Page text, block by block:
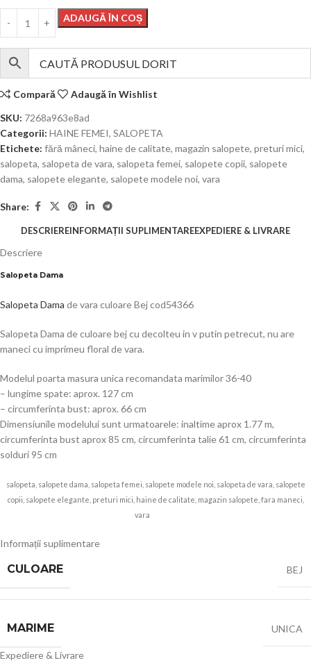
ADAUGĂ ÎN COȘ
Compară
Adaugă în Wishlist
SKU: 7268a963e8ad
Categorii: HAINE FEMEI, SALOPETA
Etichete: fără mâneci, haine de calitate, magazin salopete, preturi mici,
salopeta, salopeta de vara, salopeta femei, salopete copii, salopete
dama, salopete elegante, salopete modele noi, vara
Share:
DESCRIEREINFORMAȚII SUPLIMENTAREEXPEDIERE & LIVRARE
Descriere
Salopeta Dama
Salopeta Dama de vara culoare Bej cod54366
Salopeta Dama de culoare bej cu decolteu in v putin petrecut, nu are
maneci cu imprimeu floral de vara.
Modelul poarta masura unica recomandata marimilor 36-40
– lungime spate: aprox. 127 cm
– circumferinta bust: aprox. 66 cm
Dimensiunile modelului sunt urmatoarele: inaltime aprox 1.77 m,
circumferinta bust aprox 85 cm, circumferinta talie 61 cm, circumferinta
solduri 95 cm
salopeta, salopete dama, salopeta femei, salopete modele noi, salopeta de vara, salopete
copii, salopete elegante, preturi mici, haine de calitate, magazin salopete, fara maneci,
vara
Informații suplimentare
CULOARE BEJ
MARIME UNICA
Expediere & Livrare